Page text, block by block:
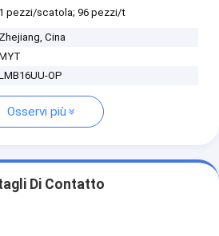
1 pezzi/scatola; 96 pezzi/t
Zhejiang, Cina
OP
Osservi più
Di Contatto